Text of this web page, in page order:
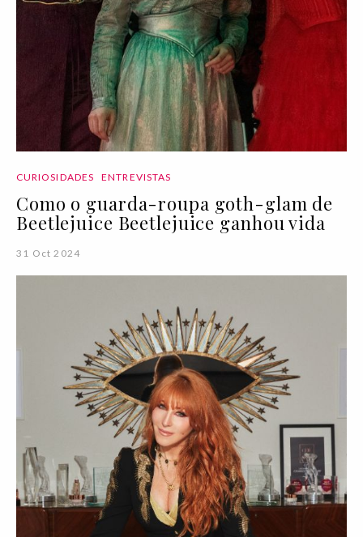
CURIOSIDADES ENTREVISTAS
Como o guarda-roupa goth-glam de
Beetlejuice Beetlejuice ganhou vida
31 Oct 2024